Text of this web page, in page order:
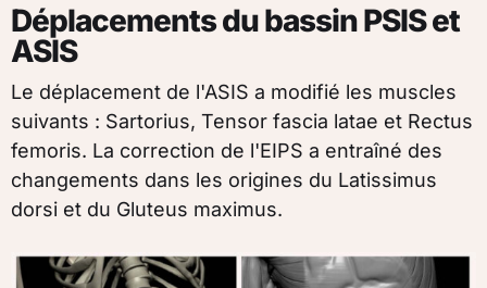
Déplacements du bassin PSIS et
ASIS
Le déplacement de l'ASIS a modifié les muscles
suivants : Sartorius, Tensor fascia latae et Rectus
femoris. La correction de l'EIPS a entraîné des
changements dans les origines du Latissimus
dorsi et du Gluteus maximus.